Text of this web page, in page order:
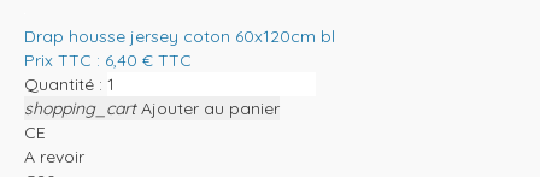
Drap housse jersey coton 60x120cm bl
Prix TTC : 6,40 € TTC
Quantité :
shopping_cart Ajouter au panier
CE
A revoir